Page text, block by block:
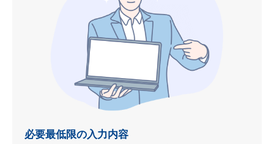
必要最低限の入力内容